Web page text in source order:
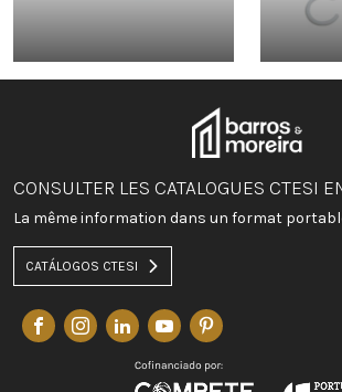
CONSULTER LES CATALOGUES CTESI
La même information dans un format
CATÁLOGOS CTESI